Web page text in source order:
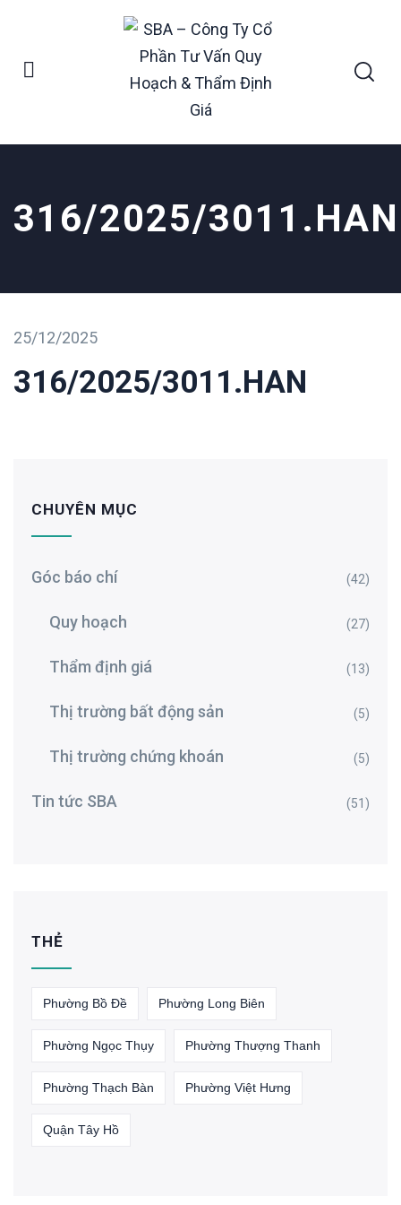
316/2025/3011.HAN
25/12/2025
316/2025/3011.HAN
CHUYÊN MỤC
Góc báo chí (42)
Quy hoạch (27)
Thẩm định giá (13)
Thị trường bất động sản (5)
Thị trường chứng khoán (5)
Tin tức SBA (51)
THẺ
Phường Bồ Đề Phường Long Biên
Phường Ngọc Thụy Phường Thượng Thanh
Phường Thạch Bàn Phường Việt Hưng
Quận Tây Hồ